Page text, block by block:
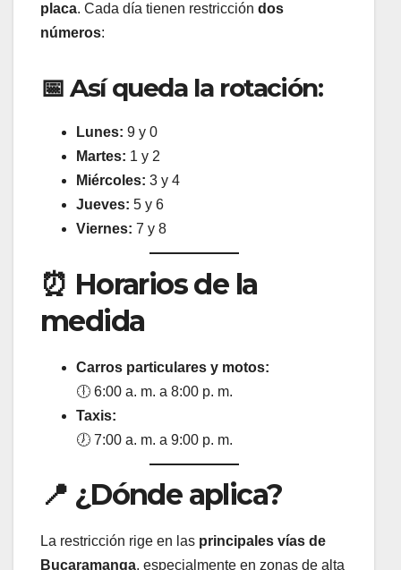
placa. Cada día tienen restricción dos
números:
📅 Así queda la rotación:
Lunes: 9 y 0
Martes: 1 y 2
Miércoles: 3 y 4
Jueves: 5 y 6
Viernes: 7 y 8
⏰ Horarios de la
medida
Carros particulares y motos:
🕕 6:00 a. m. a 8:00 p. m.
Taxis:
🕖 7:00 a. m. a 9:00 p. m.
📍 ¿Dónde aplica?
La restricción rige en las principales vías de
Bucaramanga, especialmente en zonas de alta